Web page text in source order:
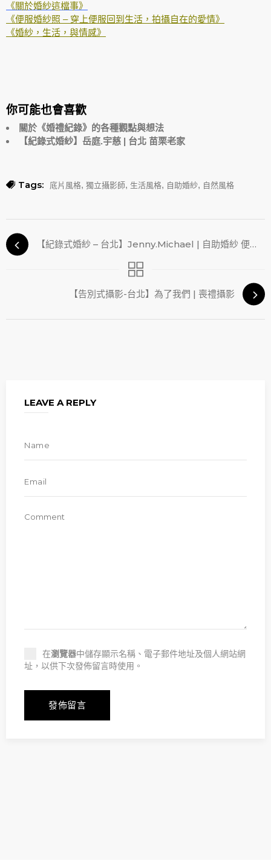
《關於婚紗這檔事》
《便服婚紗照 – 穿上便服回到生活，拍攝自在的愛情》
《婚紗，生活，與情感》
你可能也會喜歡
關於《婚禮紀錄》的各種觀點與想法
【紀錄式婚紗】岳庭.宇慈 | 台北 苗栗老家
Tags: 底片風格, 獨立攝影師, 生活風格, 自助婚紗, 自然風格
【紀錄式婚紗 – 台北】Jenny.Michael | 自助婚紗 便服婚紗
【告別式攝影-台北】為了我們 | 喪禮攝影
LEAVE A REPLY
在瀏覽器中儲存顯示名稱、電子郵件地址及個人網站網
址，以供下次發佈留言時使用。